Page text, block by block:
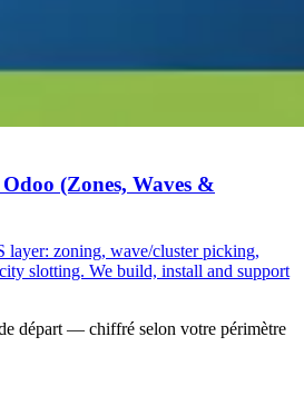
(Zones, Waves &
zoning, wave/cluster picking,
slotting. We build, install and support
départ — chiffré selon votre périmètre